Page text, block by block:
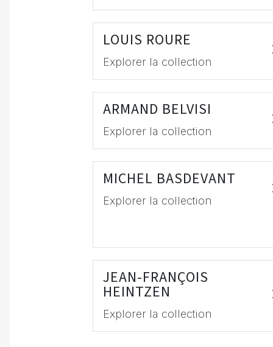
LOUIS ROURE
Explorer la collection
ARMAND BELVISI
Explorer la collection
MICHEL BASDEVANT
Explorer la collection
JEAN-FRANÇOIS
HEINTZEN
Explorer la collection